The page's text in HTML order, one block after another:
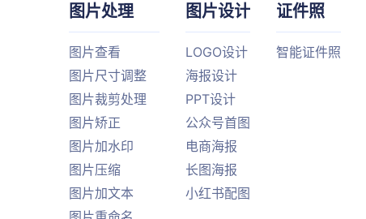
图片处理
图片查看
图片尺寸调整
图片裁剪处理
图片矫正
图片加水印
图片压缩
图片加文本
图片设计
LOGO设计
海报设计
PPT设计
公众号首图
电商海报
长图海报
小红书配图
证件照
智能证件照